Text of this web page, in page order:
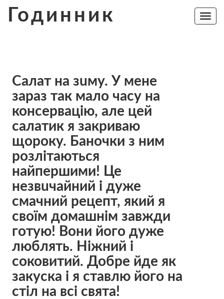
Годинник
Toggle
Салат на зuму. У мене
зараз так мало часу на
консервацію, але цей
салатик я закриваю
щороку. Баночки з ним
розлітаються
найпершими! Це
нeзвuчайний і дyже
смaчний рeцепт, який я
своїм домашнім завжди
готую! Вони його дyже
люблять. Нiжний і
соковитий. Добре йде як
закycка і я ставлю його на
стіл на всі свята!